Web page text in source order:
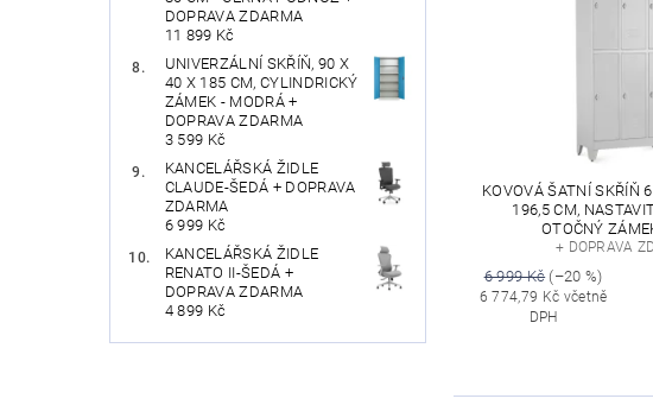
DOPRAVA ZDARMA
11 899 Kč
UNIVERZÁLNÍ SKŘÍŇ, 90 X
40 X 185 CM, CYLINDRICKÝ
ZÁMEK - MODRÁ +
DOPRAVA ZDARMA
3 599 Kč
KANCELÁŘSKÁ ŽIDLE
CLAUDE-ŠEDÁ + DOPRAVA
ZDARMA
6 999 Kč
KANCELÁŘSKÁ ŽIDLE
RENATO II-ŠEDÁ +
DOPRAVA ZDARMA
4 899 Kč
KOVOVÁ ŠATNÍ SKŘÍŇ
196,5 CM,
OTOČNÝ
+ DOPRAVA
6 999 Kč(–20 %)
6 774,79 Kč včetně
DPH